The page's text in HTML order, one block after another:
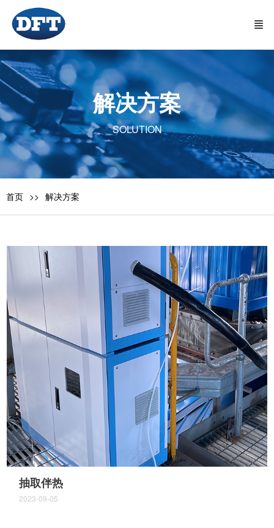
解决方案
SOLUTION
首页 解决方案
抽取伴热
2023-09-05